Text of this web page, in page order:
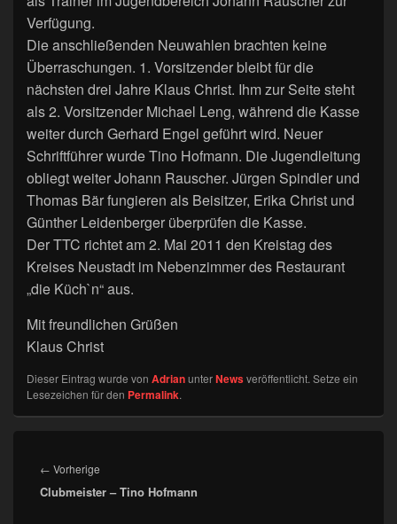
Verfügung.
Die anschließenden Neuwahlen brachten keine
Überraschungen. 1. Vorsitzender bleibt für die
nächsten drei Jahre Klaus Christ. Ihm zur Seite steht
als 2. Vorsitzender Michael Leng, während die Kasse
weiter durch Gerhard Engel geführt wird. Neuer
Schriftführer wurde Tino Hofmann. Die Jugendleitung
obliegt weiter Johann Rauscher. Jürgen Spindler und
Thomas Bär fungieren als Beisitzer, Erika Christ und
Günther Leidenberger überprüfen die Kasse.
Der TTC richtet am 2. Mai 2011 den Kreistag des
Kreises Neustadt im Nebenzimmer des Restaurant
„die Küch`n“ aus.
Mit freundlichen Grüßen
Klaus Christ
Dieser Eintrag wurde von AdrianunterNewsveröffentlicht. Setze ein
Lesezeichen für den Permalink.
← Vorherige
Beitrag:
Clubmeister – Tino Hofmann